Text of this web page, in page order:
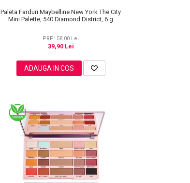
Paleta Farduri Maybelline New York The City
Mini Palette, 540 Diamond District, 6 g
PRP: 58,00 Lei
39,90 Lei
ADAUGA IN COS